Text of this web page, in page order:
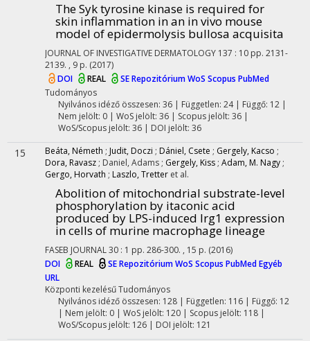
The Syk tyrosine kinase is required for
skin inflammation in an in vivo mouse
model of epidermolysis bullosa acquisita
JOURNAL OF INVESTIGATIVE DERMATOLOGY 137 : 10 pp. 2131-
2139. , 9 p. (2017)
DOI
REAL SE RepozitóriumWoS Scopus PubMed
Tudományos
Nyilvános idéző összesen: 36| Független: 24 | Függő: 12 |
Nem jelölt: 0 | WoS jelölt: 36 | Scopus jelölt: 36 |
WoS/Scopus jelölt: 36 | DOI jelölt: 36
15 Beáta, Németh ; Judit, Doczi ; Dániel, Csete ; Gergely, Kacso ;
Dora, Ravasz ; Daniel, Adams ; Gergely, Kiss ; Adam, M. Nagy ;
Gergo, Horvath ; Laszlo, Tretter et al.
Abolition of mitochondrial substrate-level
phosphorylation by itaconic acid
produced by LPS-induced Irg1 expression
in cells of murine macrophage lineage
FASEB JOURNAL30 : 1 pp. 286-300. , 15 p. (2016)
DOI
REAL SE RepozitóriumWoS Scopus PubMedEgyéb
URL
Központi kezelésűTudományos
Nyilvános idéző összesen: 128| Független: 116 | Függő: 12
| Nem jelölt: 0 | WoS jelölt: 120 | Scopus jelölt: 118 |
WoS/Scopus jelölt: 126 | DOI jelölt: 121